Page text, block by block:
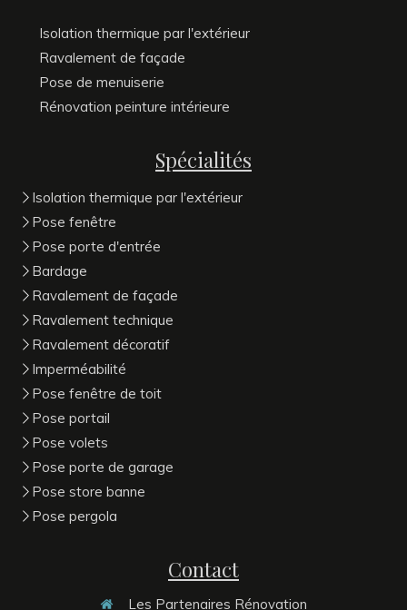
Isolation thermique par l'extérieur
Ravalement de façade
Pose de menuiserie
Rénovation peinture intérieure
Spécialités
Isolation thermique par l'extérieur
Pose fenêtre
Pose porte d'entrée
Bardage
Ravalement de façade
Ravalement technique
Ravalement décoratif
Imperméabilité
Pose fenêtre de toit
Pose portail
Pose volets
Pose porte de garage
Pose store banne
Pose pergola
Contact
Les Partenaires Rénovation